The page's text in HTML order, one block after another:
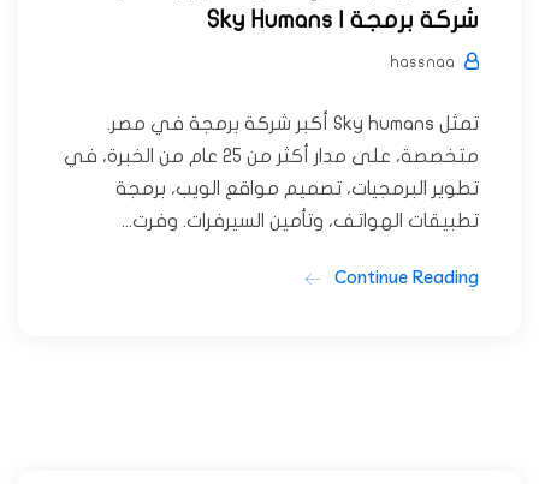
شركة برمجة | Sky Humans
تمثل Sky humans أكبر شركة برمجة في مصر.
متخصصة، على مدار أكثر من 25 عام من الخبرة، في
تطوير البرمجيات، تصميم مواقع الويب، برمجة
تطبيقات الهواتف، وتأمين السيرفرات. وفرت...
Continue Reading